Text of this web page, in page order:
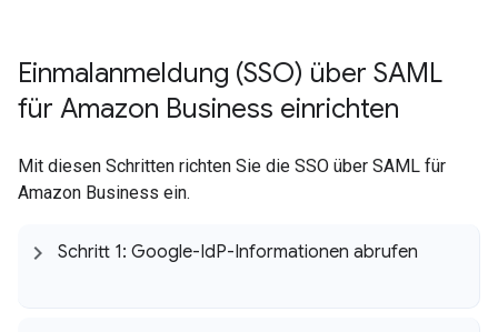
Einmalanmeldung (SSO) über SAML
für Amazon Business einrichten
Mit diesen Schritten richten Sie die SSO über SAML für
Amazon Business ein.
Schritt 1: Google-IdP-Informationen abrufen